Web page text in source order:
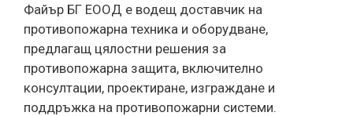
Файър БГ ЕООД е водещ доставчик на
противопожарна техника и оборудване,
предлагащ цялостни решения за
противопожарна защита, включително
консултации, проектиране, изграждане и
поддръжка на противопожарни системи.